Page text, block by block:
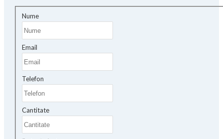
Nume
Email
Telefon
Cantitate